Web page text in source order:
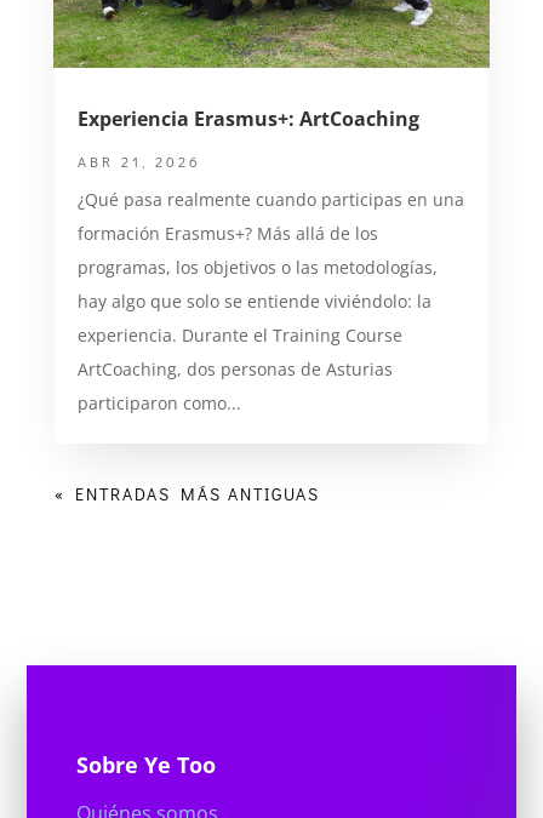
Experiencia Erasmus+: ArtCoaching
ABR 21, 2026
¿Qué pasa realmente cuando participas en una
formación Erasmus+? Más allá de los
programas, los objetivos o las metodologías,
hay algo que solo se entiende viviéndolo: la
experiencia. Durante el Training Course
ArtCoaching, dos personas de Asturias
participaron como...
« ENTRADAS MÁS ANTIGUAS
Sobre Ye Too